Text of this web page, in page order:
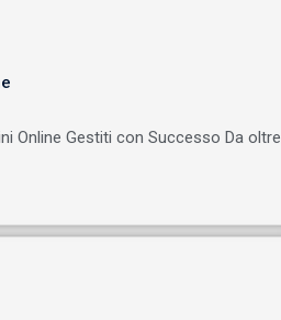
Online Gestiti con Successo Da oltre